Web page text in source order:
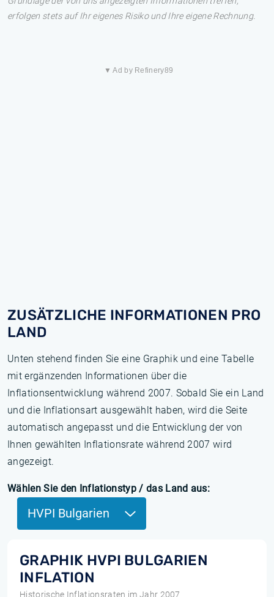
erfolgen stets auf Ihr eigenes Risiko und Ihre eigene Rechnung.
▼ Ad by Refinery89
ZUSÄTZLICHE INFORMATIONEN PRO
LAND
Unten stehend finden Sie eine Graphik und eine Tabelle
mit ergänzenden Informationen über die
Inflationsentwicklung während 2007. Sobald Sie ein Land
und die Inflationsart ausgewählt haben, wird die Seite
automatisch angepasst und die Entwicklung der von
Ihnen gewählten Inflationsrate während 2007 wird
angezeigt.
Wählen Sie den Inflationstyp / das Land aus:
HVPI Bulgarien
GRAPHIK HVPI BULGARIEN
INFLATION
Historische Inflationsraten im Jahr 2007